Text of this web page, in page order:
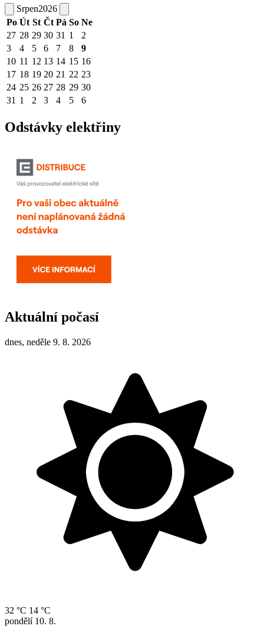
Srpen2026
Po Út St Čt Pá So Ne
27 28 29 30 31 1
2
3
4 5 6 7 8
9
10 11 12 13 14 15 16
17 18 19 20 21 22 23
24 25 26 27 28 29 30
31 1 2 3 4 5 6
Odstávky elektřiny
Aktuální počasí
dnes, neděle 9. 8. 2026
32 °C 14 °C
pondělí 10. 8.